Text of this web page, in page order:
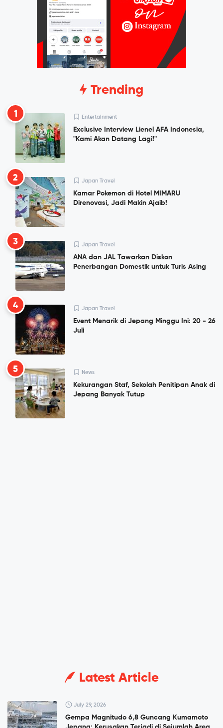
Trending
1 Entertainment
Exclusive Interview Lienel AFA Indonesia,
"Kami Akan Datang Lagi!"
2 Japan Travel
Kamar Pokemon di Hotel MIMARU
Direnovasi, Jadi Makin Ajaib!
3 Japan Travel
ANA dan JAL Tawarkan Diskon
Penerbangan Domestik untuk Turis Asing
4 Japan Travel
Event Menarik di Jepang Minggu Ini: 20 - 26
Juli
5 News
Kekurangan Staf, Sekolah Penitipan Anak di
Jepang Banyak Tutup
Latest Article
July 29, 2026
Gempa Magnitudo 6,8 Guncang Kumamoto